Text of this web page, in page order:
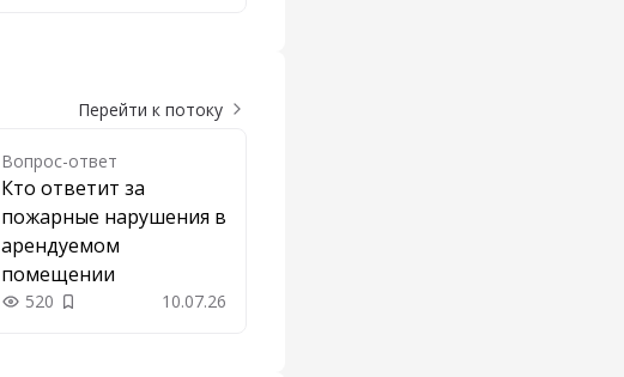
Перейти к потоку
Вопрос-ответ
Кто ответит за
пожарные нарушения в
арендуемом
помещении
520 Добавить в закладки
10.07.26